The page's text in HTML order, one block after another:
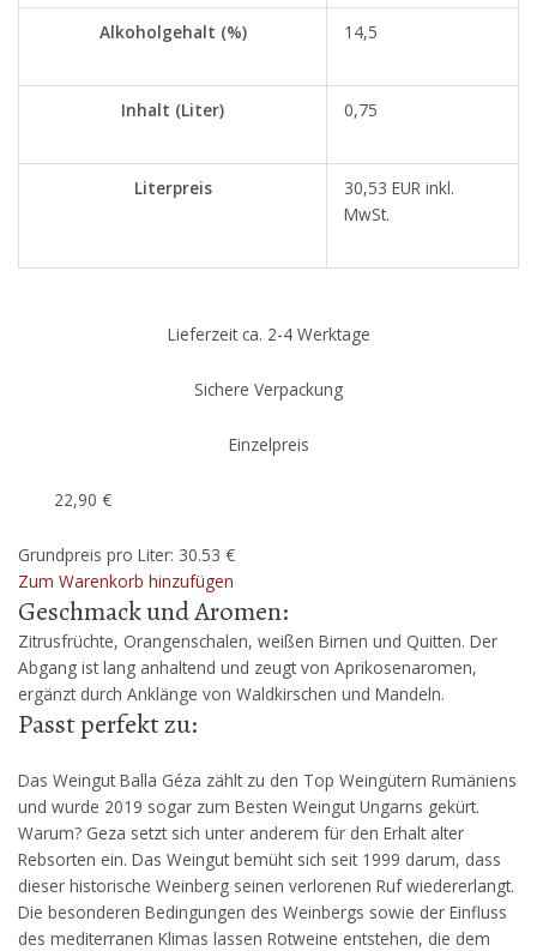
Alkoholgehalt (%) 14,5
Inhalt (Liter) 0,75
Literpreis
30,53 EUR inkl.
MwSt.
Lieferzeit ca. 2-4 Werktage
Sichere Verpackung
Einzelpreis
22,90 €
Grundpreis pro Liter: 30.53 €
Zum Warenkorb hinzufügen
Geschmack und Aromen:
Zitrusfrüchte, Orangenschalen, weißen Birnen und Quitten. Der
Abgang ist lang anhaltend und zeugt von Aprikosenaromen,
ergänzt durch Anklänge von Waldkirschen und Mandeln.
Passt perfekt zu:
Das Weingut Balla Géza zählt zu den Top Weingütern Rumäniens
und wurde 2019 sogar zum Besten Weingut Ungarns gekürt.
Warum? Geza setzt sich unter anderem für den Erhalt alter
Rebsorten ein. Das Weingut bemüht sich seit 1999 darum, dass
dieser historische Weinberg seinen verlorenen Ruf wiedererlangt.
Die besonderen Bedingungen des Weinbergs sowie der Einfluss
des mediterranen Klimas lassen Rotweine entstehen, die dem